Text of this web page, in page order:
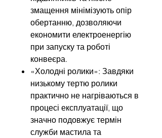
змащення мінімізують опір
обертанню, дозволяючи
економити електроенергію
при запуску та роботі
конвеєра.
«Холодні ролики»: Завдяки
низькому тертю ролики
практично не нагріваються в
процесі експлуатації, що
значно подовжує термін
служби мастила та